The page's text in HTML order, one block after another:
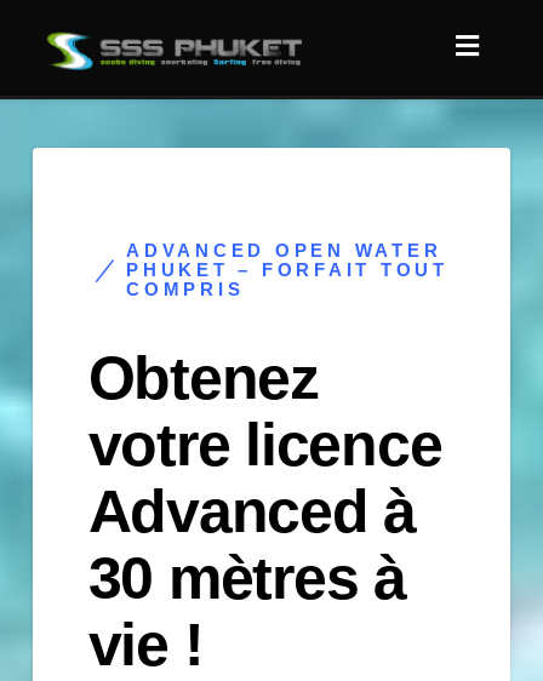
ADVANCED OPEN WATER
PHUKET – FORFAIT TOUT
COMPRIS
Obtenez
votre licence
Advanced à
30 mètres à
vie !